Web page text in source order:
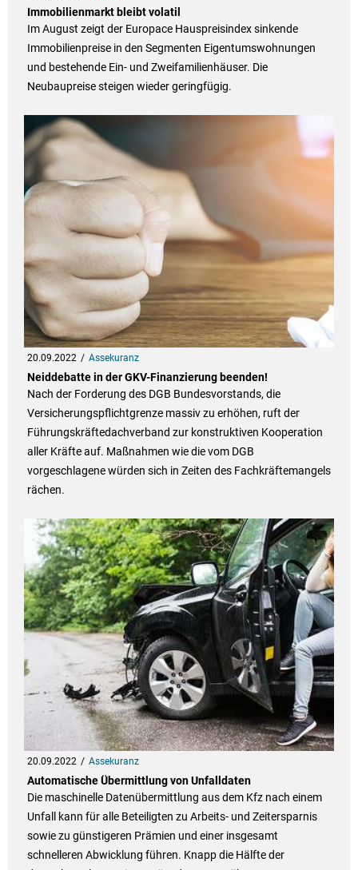
Immobilienmarkt bleibt volatil
Im August zeigt der Europace Hauspreisindex sinkende
Immobilienpreise in den Segmenten Eigentumswohnungen
und bestehende Ein- und Zweifamilienhäuser. Die
Neubaupreise steigen wieder geringfügig.
20.09.2022 Assekuranz
Neiddebatte in der GKV-Finanzierung beenden!
Nach der Forderung des DGB Bundesvorstands, die
Versicherungspflichtgrenze massiv zu erhöhen, ruft der
Führungskräftedachverband zur konstruktiven Kooperation
aller Kräfte auf. Maßnahmen wie die vom DGB
vorgeschlagene würden sich in Zeiten des Fachkräftemangels
rächen.
20.09.2022 Assekuranz
Automatische Übermittlung von Unfalldaten
Die maschinelle Datenübermittlung aus dem Kfz nach einem
Unfall kann für alle Beteiligten zu Arbeits- und Zeitersparnis
sowie zu günstigeren Prämien und einer insgesamt
schnelleren Abwicklung führen. Knapp die Hälfte der